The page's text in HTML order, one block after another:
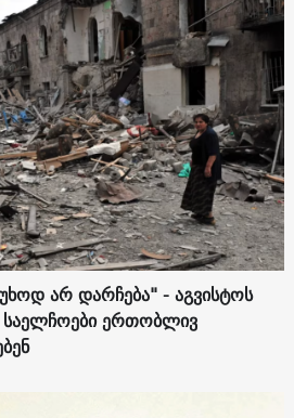
არ დარჩება" - აგვისტოს
ერთობლივ